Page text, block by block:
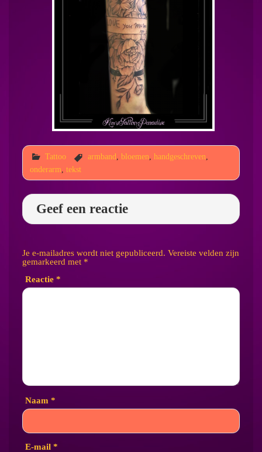
Tattoo armband bloemen handgeschreven
onderarm tekst
Geef een reactie
Je e-mailadres wordt niet gepubliceerd. Vereiste velden zijn
gemarkeerd met *
Reactie *
Naam *
E-mail *